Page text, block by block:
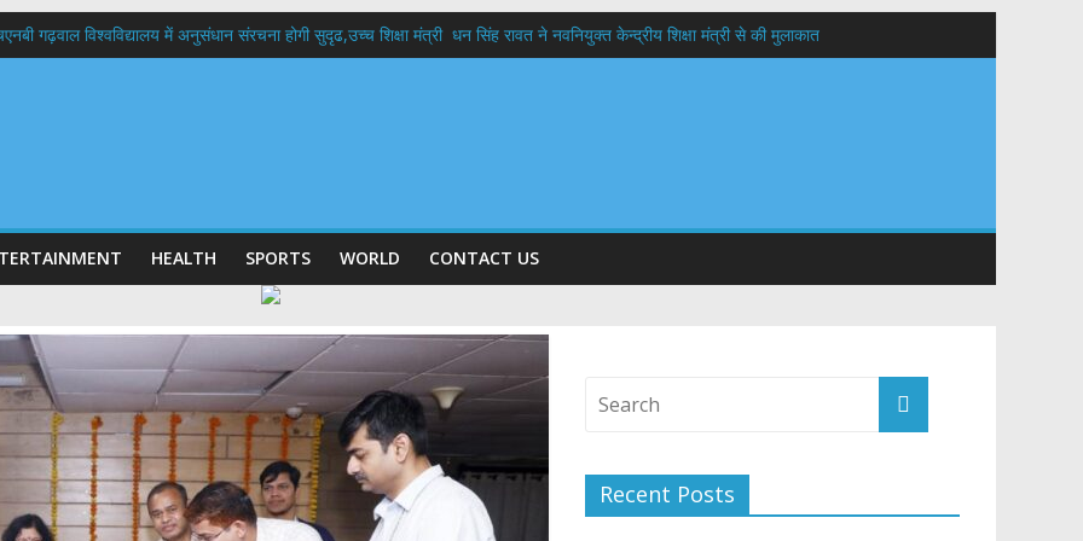
गढ़वाल विश्वविद्यालय में अनुसंधान संरचना होगी सुदृढ,उच्च शिक्षा मंत्री धन सिंह रावत ने नवनियुक्त केन्द्रीय शिक्षा मंत्री से की मुलाकात
दिवस पर मुख्यमंत्री धामी ने उत्कृष्ट बुनकरों और हस्तशिल्प कारीगरों को किया सम्मानित
HEALTH SPORTS WORLD CONTACT US
Recent Posts